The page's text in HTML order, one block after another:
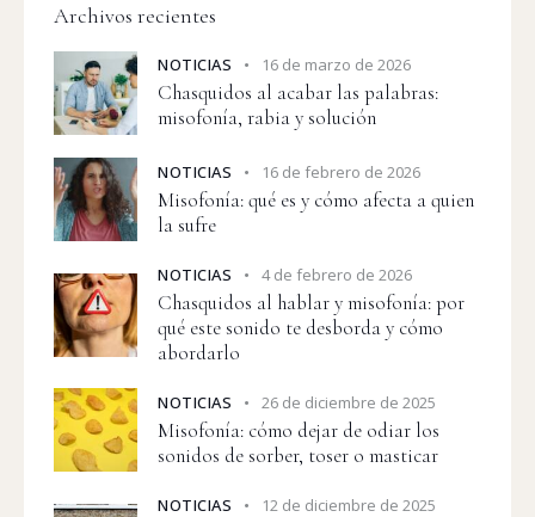
Archivos recientes
NOTICIAS 16 de marzo de 2026
Chasquidos al acabar las palabras:
misofonía, rabia y solución
NOTICIAS 16 de febrero de 2026
Misofonía: qué es y cómo afecta a quien
la sufre
NOTICIAS 4 de febrero de 2026
Chasquidos al hablar y misofonía: por
qué este sonido te desborda y cómo
abordarlo
NOTICIAS 26 de diciembre de 2025
Misofonía: cómo dejar de odiar los
sonidos de sorber, toser o masticar
NOTICIAS 12 de diciembre de 2025